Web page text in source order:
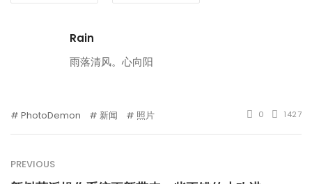
Rain
雨落清风。心向阳
PhotoDemon 新闻 照片 0 1427
PREVIOUS